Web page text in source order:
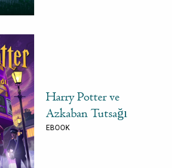
Harry Potter ve
Azkaban Tutsağı
EBOOK